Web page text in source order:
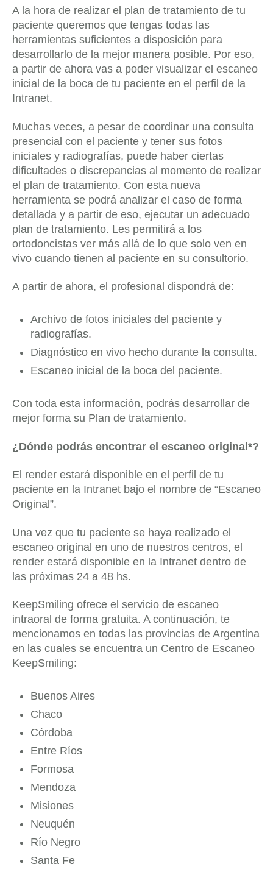
A la hora de realizar el plan de tratamiento de tu
paciente queremos que tengas todas las
herramientas suficientes a disposición para
desarrollarlo de la mejor manera posible. Por eso,
a partir de ahora vas a poder visualizar el escaneo
inicial de la boca de tu paciente en el perfil de la
Intranet.
Muchas veces, a pesar de coordinar una consulta
presencial con el paciente y tener sus fotos
iniciales y radiografías, puede haber ciertas
dificultades o discrepancias al momento de realizar
el plan de tratamiento. Con esta nueva
herramienta se podrá analizar el caso de forma
detallada y a partir de eso, ejecutar un adecuado
plan de tratamiento. Les permitirá a los
ortodoncistas ver más allá de lo que solo ven en
vivo cuando tienen al paciente en su consultorio.
A partir de ahora, el profesional dispondrá de:
Archivo de fotos iniciales del paciente y
radiografías.
Diagnóstico en vivo hecho durante la consulta.
Escaneo inicial de la boca del paciente.
Con toda esta información, podrás desarrollar de
mejor forma su Plan de tratamiento.
¿Dónde podrás encontrar el escaneo original*?
El render estará disponible en el perfil de tu
paciente en la Intranet bajo el nombre de “Escaneo
Original”.
Una vez que tu paciente se haya realizado el
escaneo original en uno de nuestros centros, el
render estará disponible en la Intranet dentro de
las próximas 24 a 48 hs.
KeepSmiling ofrece el servicio de escaneo
intraoral de forma gratuita. A continuación, te
mencionamos en todas las provincias de Argentina
en las cuales se encuentra un Centro de Escaneo
KeepSmiling:
Buenos Aires
Chaco
Córdoba
Entre Ríos
Formosa
Mendoza
Misiones
Neuquén
Río Negro
Santa Fe